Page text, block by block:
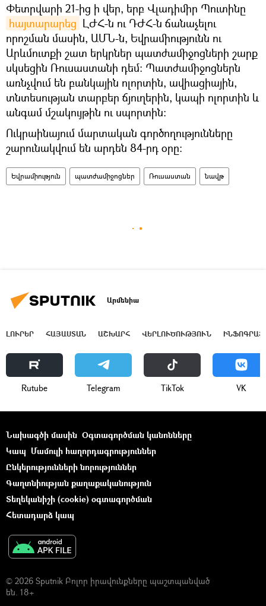
Փետրվարի 21-ից ի վեր, երբ Վլադիմիր Պուտինը
հայտարարեց ԼԺՀ-ն ու ԴԺՀ-ն ճանաչելու
որոշման մասին, ԱՄՆ-ն, Եվրամիությունն ու
Արևմուտքի շատ երկրներ պատժամիջոցների շարք
սկսեցին Ռուսաստանի դեմ։ Պատժամիջոցներն
առնչվում են բանկային ոլորտին, ավիացիային,
տնտեսության տարբեր ճյուղերին, կապի ոլորտին և
անգամ մշակույթին ու սպորտին։
Ուկրաինայում մարտական գործողությունները
շարունակվում են արդեն 84-րդ օրը։
Եվրամիություն պատժամիջոցներ Ռուսաստան նավթ
Արմենիա
ԼՈՒՐԵՐ ՀԱՅԱՍՏԱՆ ԱՇԽԱՐՀ ՎԵՐԼՈՒԾՈՒԹՅՈՒՆ
Rutube Telegram ТikТоk VK
Նախագծի մասին Օգտագործման կանոնները
Կապ Մամուլի հաղորդագրություններ
Ընկերությունների նորություններ
Գաղտնիության քաղաքականություն
Տեղեկանիշի (cookie) օգտագործման
Հետադարձ կապ
© 2026 Sputnik Բոլոր իրավունքները պաշտպանված
են. 18+